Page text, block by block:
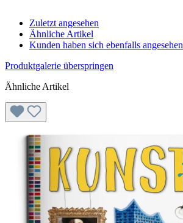
Zuletzt angesehen
Ähnliche Artikel
Kunden haben sich ebenfalls angesehen
Produktgalerie überspringen
Ähnliche Artikel